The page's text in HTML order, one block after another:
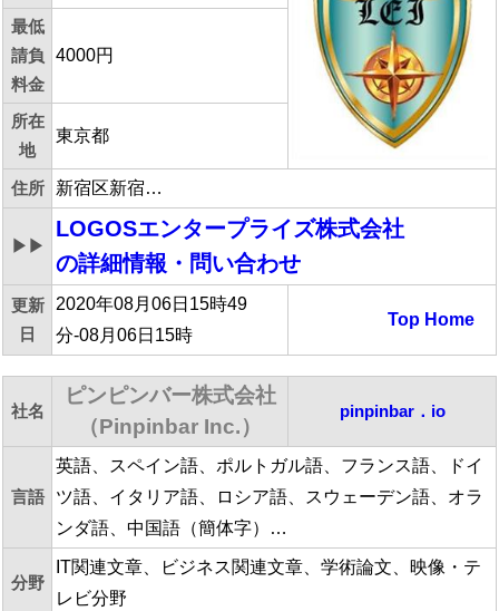
最低
請負
料金
4000円
所在
地
東京都
住所 新宿区新宿…
▶▶
LOGOSエンタープライズ株式会社
の詳細情報・問い合わせ
更新
日
2020年08月06日15時49
分-08月06日15時
Top Home
社名
ピンピンバー株式会社
（Pinpinbar Inc.）
pinpinbar．io
言語
英語、スペイン語、ポルトガル語、フランス語、ドイ
ツ語、イタリア語、ロシア語、スウェーデン語、オラ
ンダ語、中国語（簡体字）…
分野
IT関連文章、ビジネス関連文章、学術論文、映像・テ
レビ分野